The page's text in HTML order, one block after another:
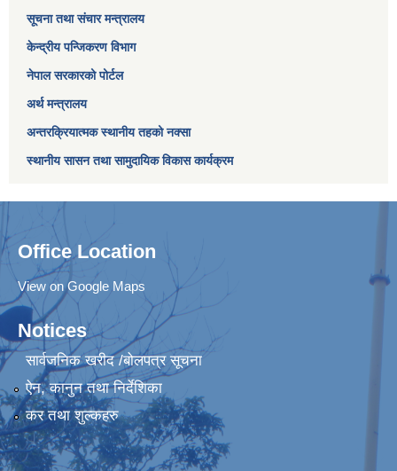
सूचना तथा संचार मन्त्रालय
केन्द्रीय पन्जिकरण विभाग
नेपाल सरकारको पोर्टल
अर्थ मन्त्रालय
अन्तरक्रियात्मक स्थानीय तहको नक्सा
स्थानीय सासन तथा सामुदायिक विकास कार्यक्रम
Office Location
View on Google Maps
Notices
सार्वजनिक खरीद /बोलपत्र सूचना
ऐन, कानुन तथा निर्देशिका
कर तथा शुल्कहरु